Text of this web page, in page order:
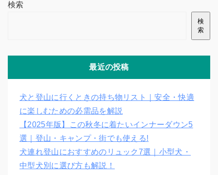
検索
検
索
最近の投稿
犬と登山に行くときの持ち物リスト｜安全・快適
に楽しむための必需品を解説
【2025年版】この秋冬に着たいインナーダウン5
選｜登山・キャンプ・街でも使える!
犬連れ登山におすすめのリュック7選｜小型犬・
中型犬別に選び方も解説！